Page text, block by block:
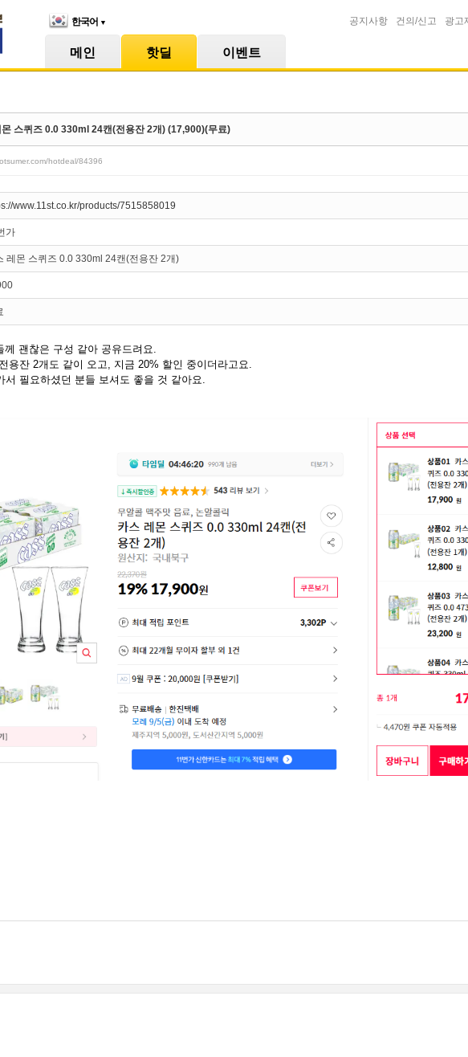
한국어 ▼ 공지사항 건의/신고 광고
메인 핫딜 이벤트
스퀴즈 0.0 330ml 24캔(전용잔 2개) (17,900)(무료)
hotdeal/84396
www.11st.co.kr/products/7515858019
가
레몬 스퀴즈 0.0 330ml 24캔(전용잔 2개)
께 괜찮은 구성 같아 공유드려요.
용잔 2개도 같이 오고, 지금 20% 할인 중이더라고요.
서 필요하셨던 분들 보셔도 좋을 것 같아요.